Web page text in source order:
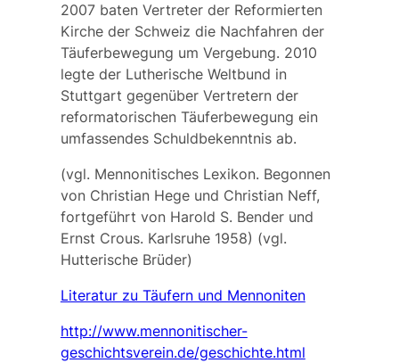
2007 baten Vertreter der Reformierten
Kirche der Schweiz die Nachfahren der
Täuferbewegung um Vergebung. 2010
legte der Lutherische Weltbund in
Stuttgart gegenüber Vertretern der
reformatorischen Täuferbewegung ein
umfassendes Schuldbekenntnis ab.
(vgl. Mennonitisches Lexikon. Begonnen
von Christian Hege und Christian Neff,
fortgeführt von Harold S. Bender und
Ernst Crous. Karlsruhe 1958) (vgl.
Hutterische Brüder)
Literatur zu Täufern und Mennoniten
http://www.mennonitischer-
geschichtsverein.de/geschichte.html